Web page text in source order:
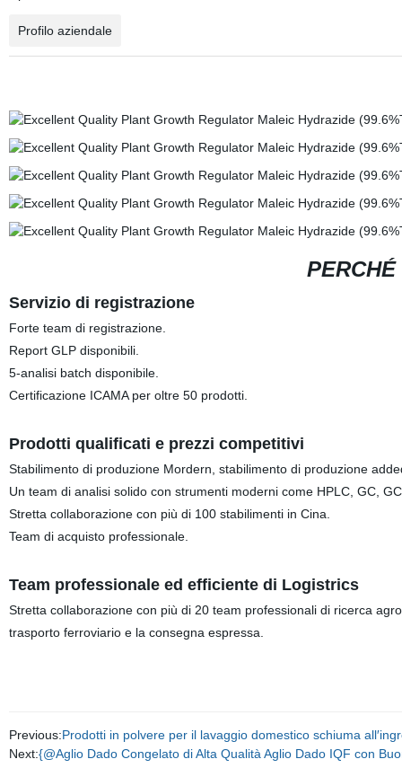
Profilo aziendale
Servizio di registrazione
Forte team di registrazione.
Report GLP disponibili.
5-analisi batch disponibile.
Certificazione ICAMA per oltre 50 prodotti.
Prodotti qualificati e prezzi competitivi
Stabilimento di produzione Mordern, stabilimento di produzione
Un team di analisi solido con strumenti moderni come HPLC, GC,
Stretta collaborazione con più di 100 stabilimenti in Cina.
Team di acquisto professionale.
Team professionale ed efficiente di Logistrics
Stretta collaborazione con più di 20 team professionali di ricerca
trasporto ferroviario e la consegna espressa.
Previous:Prodotti in polvere per il lavaggio domestico schiuma
Next:{@Aglio Dado Congelato di Alta Qualità Aglio Dado IQF con